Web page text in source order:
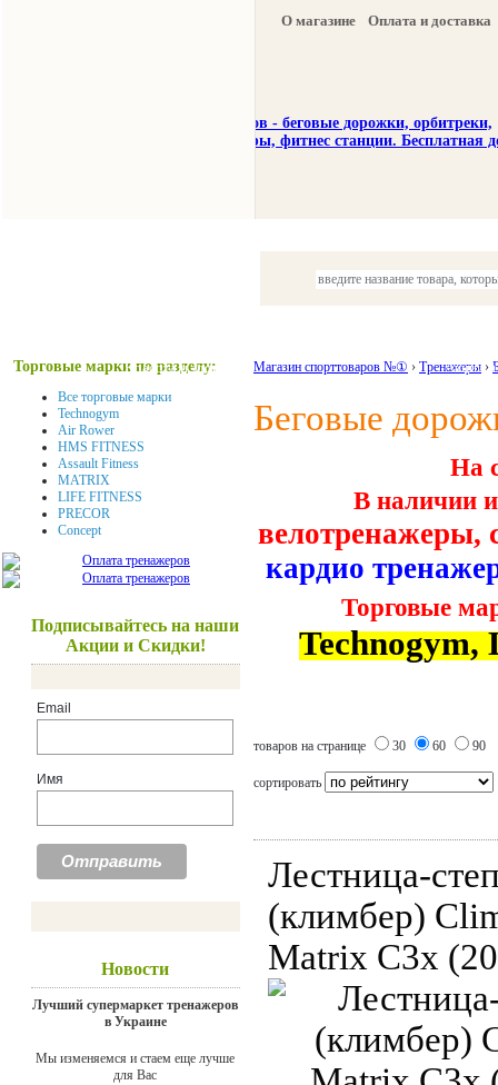
О магазине Оплата и доставка
Красота и здоровье Акции и
Торговые марки по разделу:
Все торговые марки
Technogym
Air Rower
HMS FITNESS
Assault Fitness
MATRIX
LIFE FITNESS
PRECOR
Concept
Подписывайтесь на наши
Акции и Скидки!
Email
Имя
Новости
Лучший супермаркет тренажеров
в Украине
Мы изменяемся и стаем еще лучше
для Вас
Магазин спорттоваров №① › Тренажеры ›
Беговые
На
В наличии
велотренажеры,
кардио
Торговые
Technogym,
товаров на странице 30 60 90
сортировать
Лестница-
(климбер)
Matrix C3x